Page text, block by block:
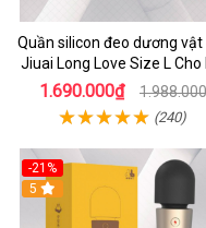
Quần silicon đeo dương vật
Jiuai Long Love Size L Cho
Đồng Tính
1.690.000₫
(240)
-21%
5